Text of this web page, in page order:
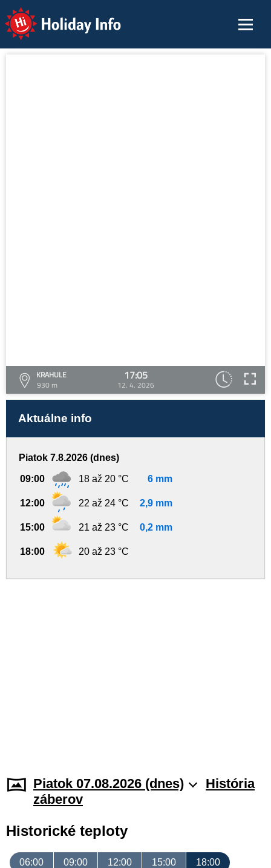
Holiday Info
KRAHULE
930 m
17:05
12. 4. 2026
Aktuálne info
Piatok 7.8.2026 (dnes)
09:00 18 až 20 °C 6 mm
12:00 22 až 24 °C 2,9 mm
15:00 21 až 23 °C 0,2 mm
18:00 20 až 23 °C
Piatok 07.08.2026 (dnes)
História
záberov
Historické teploty
06:00 09:00 12:00 15:00 18:00